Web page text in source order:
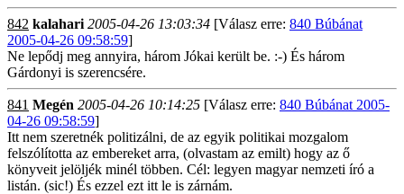
842 kalahari 2005-04-26 13:03:34 [Válasz erre: 840 Búbánat
2005-04-26 09:58:59]
Ne lepődj meg annyira, három Jókai került be. :-) És három
Gárdonyi is szerencsére.
841 Megén 2005-04-26 10:14:25 [Válasz erre: 840 Búbánat 2005-
04-26 09:58:59]
Itt nem szeretnék politizálni, de az egyik politikai mozgalom
felszólította az embereket arra, (olvastam az emilt) hogy az ő
könyveit jelöljék minél többen. Cél: legyen magyar nemzeti író a
listán. (sic!) És ezzel ezt itt le is zárnám.